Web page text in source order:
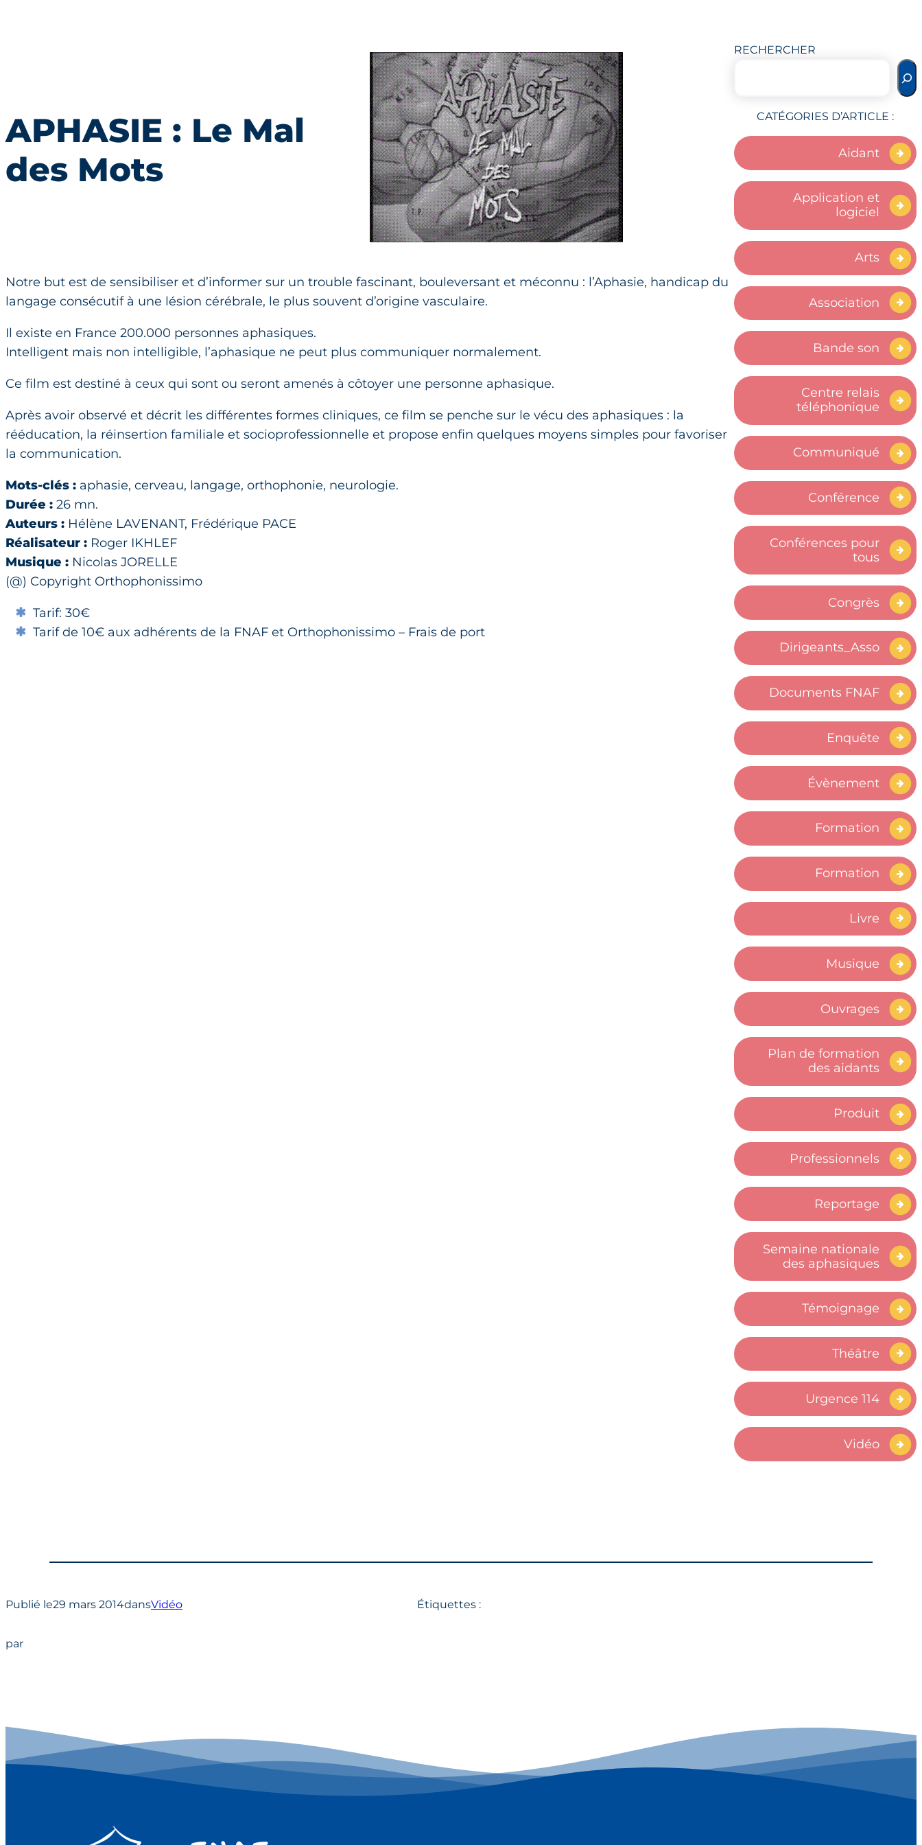
APHASIE : Le Mal
des Mots
Notre but est de sensibiliser et d’informer sur un trouble fascinant, bouleversant et méconnu : l’Aphasie, handicap du
langage consécutif à une lésion cérébrale, le plus souvent d’origine vasculaire.
Il existe en France 200.000 personnes aphasiques.
Intelligent mais non intelligible, l’aphasique ne peut plus communiquer normalement.
Ce film est destiné à ceux qui sont ou seront amenés à côtoyer une personne aphasique.
Après avoir observé et décrit les différentes formes cliniques, ce film se penche sur le vécu des aphasiques : la
rééducation, la réinsertion familiale et socioprofessionnelle et propose enfin quelques moyens simples pour favoriser
la communication.
Mots-clés : aphasie, cerveau, langage, orthophonie, neurologie.
Durée : 26 mn.
Auteurs : Hélène LAVENANT, Frédérique PACE
Réalisateur : Roger IKHLEF
Musique : Nicolas JORELLE
(@) Copyright Orthophonissimo
Tarif: 30€
Tarif de 10€ aux adhérents de la FNAF et Orthophonissimo – Frais de port
RECHERCHER
CATÉGORIES D’ARTICLE :
Aidant
Application et
logiciel
Arts
Association
Bande son
Centre relais
téléphonique
Communiqué
Conférence
Conférences pour
tous
Congrès
Dirigeants_Asso
Documents FNAF
Enquête
Évènement
Formation
Formation
Livre
Musique
Ouvrages
Plan de formation
des aidants
Produit
Professionnels
Reportage
Semaine nationale
des aphasiques
Témoignage
Théâtre
Urgence 114
Vidéo
Publié le29 mars 2014dansVidéo
par
Étiquettes :